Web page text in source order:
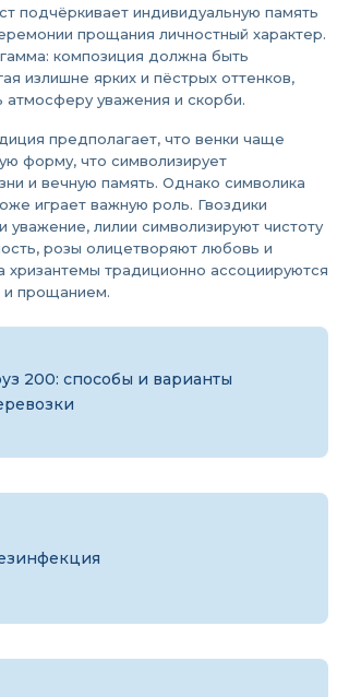
подчёркивает индивидуальную память
прощания личностный характер.
композиция должна быть
излишне ярких и пёстрых оттенков,
атмосферу уважения и скорби.
предполагает, что венки чаще
форму, что символизирует
и вечную память. Однако символика
играет важную роль. Гвоздики
уважение, лилии символизируют чистоту
розы олицетворяют любовь и
хризантемы традиционно ассоциируются
и прощанием.
200: способы и варианты